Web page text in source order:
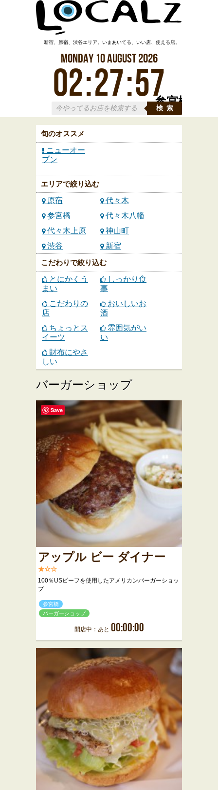
参宮橋
新宿、原宿、渋谷エリア。いまあいてる、いい店、使える店。
Monday 10August2026
02:27:58
検索
旬のオススメ
ニューオー
プン
エリアで絞り込む
原宿
代々木
参宮橋
代々木八幡
代々木上原
神山町
渋谷
新宿
こだわりで絞り込む
とにかくう
まい
しっかり食
事
こだわりの
店
おいしいお
酒
ちょっとス
イーツ
雰囲気がい
い
財布にやさ
しい
バーガーショップ
アップル ビー ダイナー
★☆☆
100％USビーフを使用したアメリカンバーガーショッ
プ
参宮橋
バーガーショップ
開店中：あと 00:00:00
Save